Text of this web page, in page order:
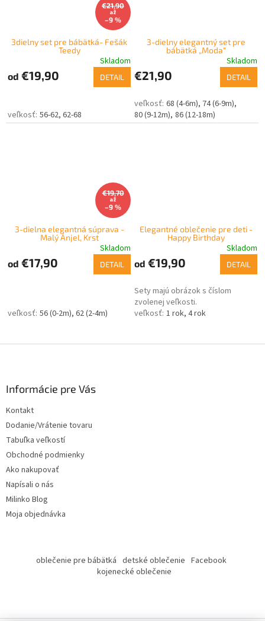
€21,90
až
–9 %
3dielny set pre bábätká- Fešák
Teedy
Skladom
od €19,90 DETAIL
56-62 62-68
3-dielny elegantný set pre
bábätká „Moda“
Skladom
€21,90 DETAIL
68 (4-6m) 74 (6-9m)
80 (9-12m) 86 (12-18m)
€19,70
až
–9 %
3-dielna elegantná súprava -
Malý Anjel, Krst
Skladom
od €17,90 DETAIL
56 (0-2m) 62 (2-4m)
Elegantné oblečenie pre deti -
Happy Birthday
Skladom
od €19,90 DETAIL
Sety majú obrázok s číslom
zvolenej veľkosti.
1 rok 4 rok
Informácie pre Vás
Kontakt
Dodanie/Vrátenie tovaru
Tabuľka veľkostí
Obchodné podmienky
Ako nakupovať
Napísali o nás
Milinko Blog
Moja objednávka
oblečenie pre bábätká detské oblečenie Facebook
kojenecké oblečenie